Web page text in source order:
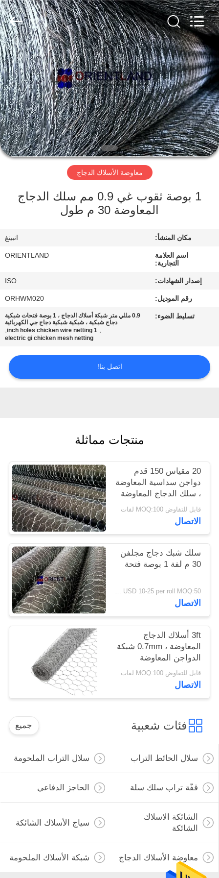
منزل،
بيت
منتجات
معلومات
عنا
في
مراقبة
الجودة
اطلب
PRIVACY
POLICY
Wire
Mesh
Products
Co.,
Ltd.
All
Reserved.
Developed
ECER
معاوضة الأسلاك الدجاج
1 بوصة ثقوب غي 0.9 مم سلك الدجاج
المعاوضة 30 م طول
مكان المنشأ: انبينغ
اسم العلامة
التجارية:
ORIENTLAND
إصدار الشهادات: ISO
رقم الموديل: ORHWM020
تسليط الضوء:
0.9 مللي متر شبكة أسلاك الدجاج ، 1 بوصة فتحات شبكية
دجاج شبكية ، شبكية شبكية دجاج جي الكهربائية
,
1 inch holes chicken wire netting
,
electric gi chicken mesh netting
اتصل بنا!
منتجات مماثلة
20 مقياس 150 قدم
دواجن سداسية المعاوضة
، سلك الدجاج المعاوضة
قابل للتفاوض MOQ:100 لفات
الاتصال
سلك شبك دجاج مجلفن
30 م لفة 1 بوصة فتحة
USD 10-25 per roll MOQ:50 لفات
الاتصال
3ft أسلاك الدجاج
المعاوضة ، 0.7mm شبكة
الدواجن المعاوضة
قابل للتفاوض MOQ:100 لفات
الاتصال
فئات شعبية جميع
سلال الحائط التراب سلال التراب الملحومة
قفّة تراب سلك سلة الحاجز الدفاعي
الشائكة الاسلاك
الشائكة
سياج الأسلاك الشائكة
معاوضة الأسلاك الدجاج شبكة الأسلاك الملحومة